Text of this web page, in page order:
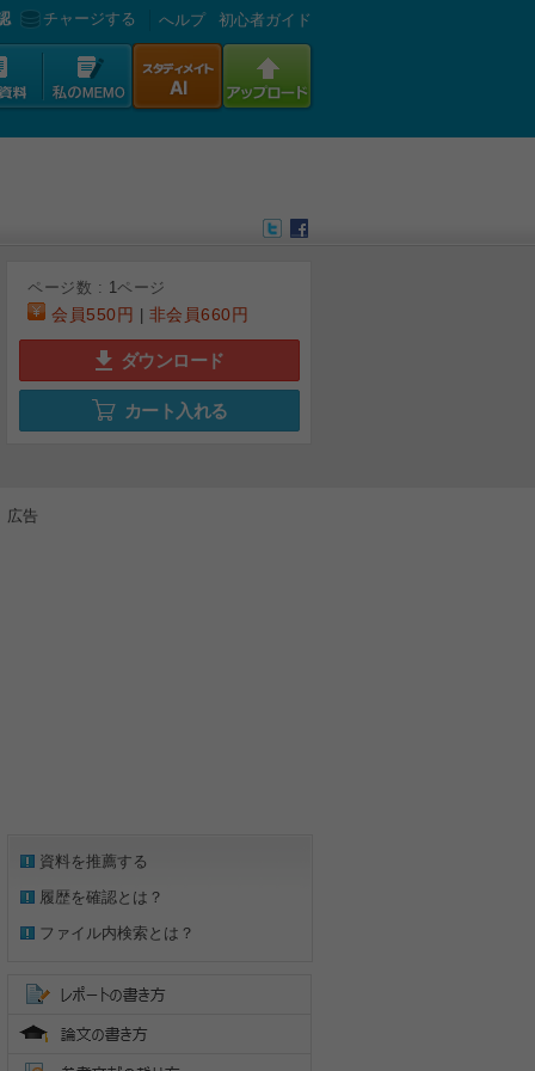
チャージする へルプ 初心者ガイド
ページ数 : 1ページ
会員550円 非会員660円
ダウンロード
カート入れる
広告
資料を推薦する
履歴を確認とは？
ファイル内検索とは？